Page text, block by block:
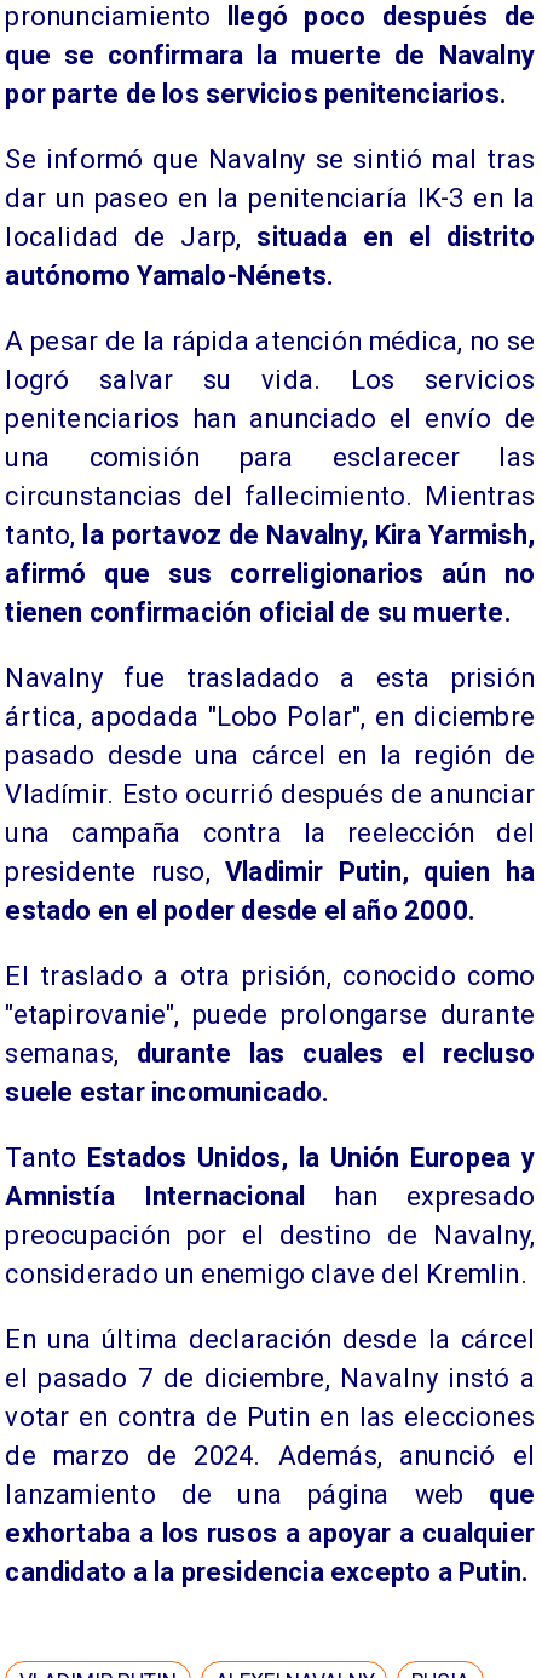
pronunciamiento
llegó poco después de
que se confirmara la muerte de Navalny
por parte de los servicios penitenciarios.
Se informó que Navalny se sintió mal tras
dar un paseo en la penitenciaría IK-3 en la
localidad de Jarp, situada en el distrito
autónomo Yamalo-Nénets.
A pesar de la rápida atención médica, no se
logró salvar su vida. Los servicios
penitenciarios han anunciado el envío de
una comisión para esclarecer las
circunstancias del fallecimiento. Mientras
tanto, la portavoz de Navalny, Kira Yarmish,
afirmó que sus correligionarios aún no
tienen confirmación oficial de su muerte.
Navalny fue trasladado a esta prisión
ártica, apodada "Lobo Polar", en diciembre
pasado desde una cárcel en la región de
Vladímir. Esto ocurrió después de anunciar
una campaña contra la reelección del
presidente ruso, Vladimir Putin, quien ha
estado en el poder desde el año 2000.
El traslado a otra prisión, conocido como
"etapirovanie", puede prolongarse durante
semanas, durante las cuales el recluso
suele estar incomunicado.
Tanto Estados Unidos, la Unión Europea y
Amnistía Internacional han expresado
preocupación por el destino de Navalny,
considerado un enemigo clave del Kremlin.
En una última declaración desde la cárcel
el pasado 7 de diciembre, Navalny instó a
votar en contra de Putin en las elecciones
de marzo de 2024. Además, anunció el
lanzamiento de una página web que
exhortaba a los rusos a apoyar a cualquier
candidato a la presidencia excepto a Putin.